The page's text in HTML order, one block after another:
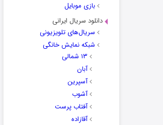
بازی موبایل
دانلود سریال ایرانی
سریال‌های تلویزیونی
شبکه نمایش خانگی
۱۳ شمالی
آبان
آسپرین
آشوب
آفتاب پرست
آقازاده